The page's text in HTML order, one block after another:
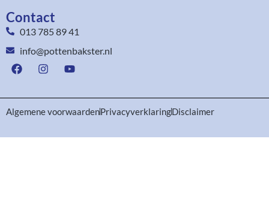
Contact
013 785 89 41
info@pottenbakster.nl
Algemene voorwaardenPrivacyverklaringDisclaimer